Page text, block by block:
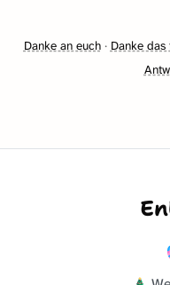
Danke an euch· Danke